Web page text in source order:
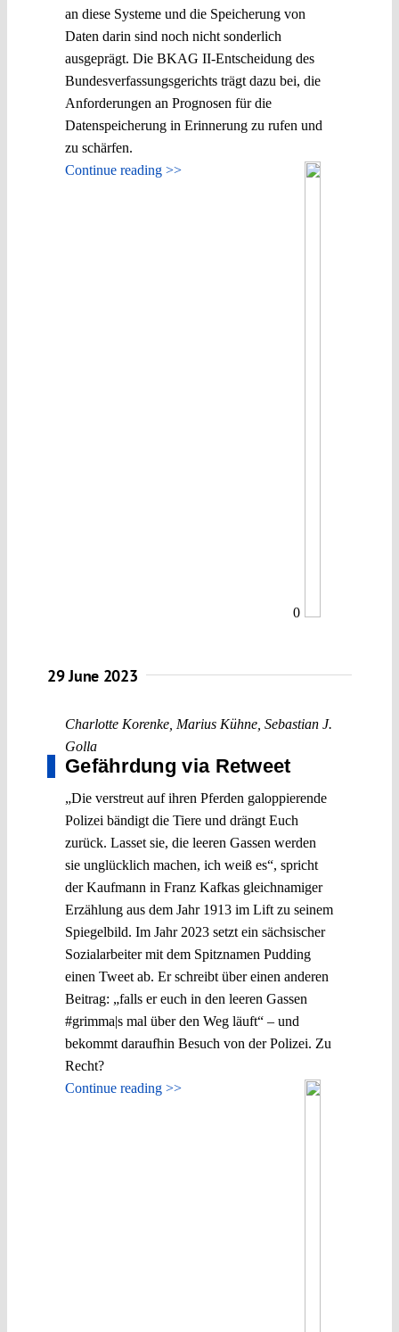
an diese Systeme und die Speicherung von
Daten darin sind noch nicht sonderlich
ausgeprägt. Die BKAG II-Entscheidung des
Bundesverfassungsgerichts trägt dazu bei, die
Anforderungen an Prognosen für die
Datenspeicherung in Erinnerung zu rufen und
zu schärfen.
Continue reading >>
0
29 June 2023
Charlotte Korenke Marius Kühne Sebastian J.
Golla
Gefährdung via Retweet
„Die verstreut auf ihren Pferden galoppierende
Polizei bändigt die Tiere und drängt Euch
zurück. Lasset sie, die leeren Gassen werden
sie unglücklich machen, ich weiß es“, spricht
der Kaufmann in Franz Kafkas gleichnamiger
Erzählung aus dem Jahr 1913 im Lift zu seinem
Spiegelbild. Im Jahr 2023 setzt ein sächsischer
Sozialarbeiter mit dem Spitznamen Pudding
einen Tweet ab. Er schreibt über einen anderen
Beitrag: „falls er euch in den leeren Gassen
#grimma|s mal über den Weg läuft“ – und
bekommt daraufhin Besuch von der Polizei. Zu
Recht?
Continue reading >>